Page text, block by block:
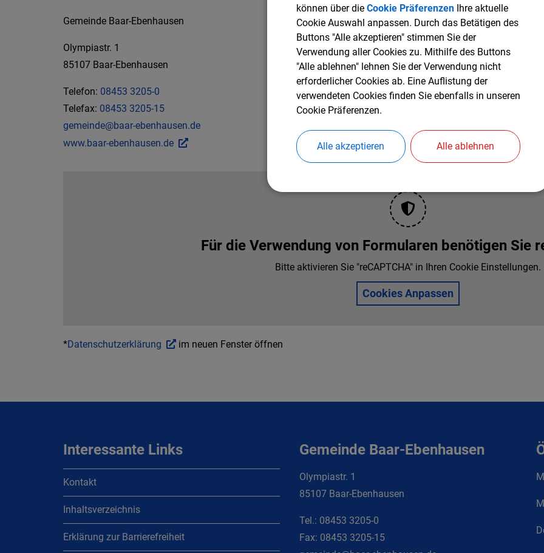
Gemeinde Baar-Ebenhausen
Olympiastr. 1
85107 Baar-Ebenhausen
Telefon: 08453 3205-0
Telefax: 08453 3205-15
gemeinde@baar-ebenhausen.de
www.baar-ebenhausen.de
Für die Verwendung von Formularen benötigen Sie
Bitte aktivieren Sie "reCAPTCHA" in Ihren Cookie Einstellungen.
Cookies Anpassen
*Datenschutzerklärung im neuen Fenster öffnen
Interessante Links
Kontakt
Inhaltsverzeichnis
Erklärung zur Barrierefreiheit
Gemeinde Baar-Ebenhausen
Olympiastr. 1
85107 Baar-Ebenhausen
Tel.: 08453 3205-0
Fax: 08453 3205-15
können über die Cookie PräferenzenIhre aktuelle
Cookie Auswahl anpassen. Durch das Betätigen des
Buttons "Alle akzeptieren" stimmen Sie der
Verwendung aller Cookies zu. Mithilfe des Buttons
"Alle ablehnen" lehnen Sie der Verwendung nicht
erforderlicher Cookies ab. Eine Auflistung der
verwendeten Cookies finden Sie ebenfalls in unseren
Cookie Präferenzen.
Alle akzeptieren Alle ablehnen